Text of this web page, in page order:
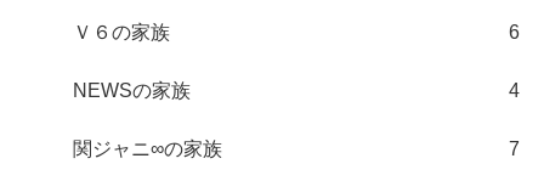
Ｖ６の家族 6
NEWSの家族 4
関ジャニ∞の家族 7